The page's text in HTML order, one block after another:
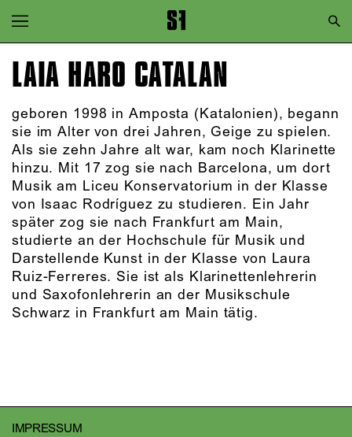
Zur Hauptnavigation springen
Zum Hauptinhalt springen
LAIA HARO CATALAN
geboren 1998 in Amposta (Katalonien), begann
sie im Alter von drei Jahren, Geige zu spielen.
Als sie zehn Jahre alt war, kam noch Klarinette
hinzu. Mit 17 zog sie nach Barcelona, um dort
Musik am Liceu Konservatorium in der Klasse
von Isaac Rodríguez zu studieren. Ein Jahr
später zog sie nach Frankfurt am Main,
studierte an der Hochschule für Musik und
Darstellende Kunst in der Klasse von Laura
Ruiz-Ferreres. Sie ist als Klarinettenlehrerin
und Saxofonlehrerin an der Musikschule
Schwarz in Frankfurt am Main tätig.
IMPRESSUM